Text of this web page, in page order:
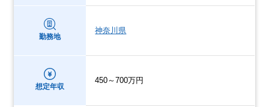
勤務地
神奈川県
想定年収
450～700万円